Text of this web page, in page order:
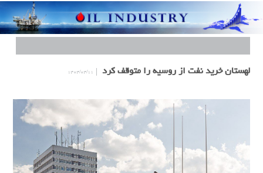
لهستان خرید نفت از روسیه را متوقف کرد ۱۴۰۴/۰۴/۱۱